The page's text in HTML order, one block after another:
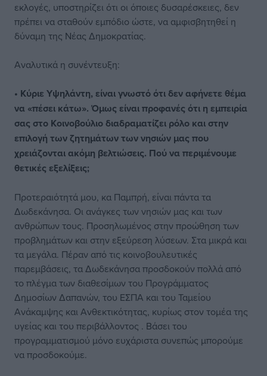
εκλογές, υποστηρίζει ότι οι όποιες δυσαρέσκειες, δεν
πρέπει να σταθούν εμπόδιο ώστε, να αμφισβητηθεί η
δύναμη της Νέας Δημοκρατίας.
Αναλυτικά η συνέντευξη:
• Κύριε Υψηλάντη, είναι γνωστό ότι δεν αφήνετε θέμα
να «πέσει κάτω». Όμως είναι προφανές ότι η εμπειρία
σας στο Κοινοβούλιο διαδραματίζει ρόλο και στην
επιλογή των ζητημάτων των νησιών μας που
χρειάζονται ακόμη βελτιώσεις. Πού να περιμένουμε
θετικές εξελίξεις;
Προτεραιότητά μου, κα Παμπρή, είναι πάντα τα
Δωδεκάνησα. Οι ανάγκες των νησιών μας και των
ανθρώπων τους. Προσηλωμένος στην προώθηση των
προβλημάτων και στην εξεύρεση λύσεων. Στα μικρά και
τα μεγάλα. Πέραν από τις κοινοβουλευτικές
παρεμβάσεις, τα Δωδεκάνησα προσδοκούν πολλά από
το πλέγμα των διαθεσίμων του Προγράμματος
Δημοσίων Δαπανών, του ΕΣΠΑ και του Ταμείου
Ανάκαμψης και Ανθεκτικότητας, κυρίως στον τομέα της
υγείας και του περιβάλλοντος . Βάσει του
προγραμματισμού μόνο ευχάριστα συνεπώς μπορούμε
να προσδοκούμε.